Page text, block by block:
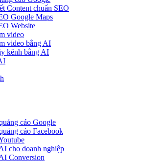
Content chuẩn SEO
Google Maps
Website
video
video bằng AI
kênh bằng AI
cáo Google
cáo Facebook
cho doanh nghiệp
Conversion